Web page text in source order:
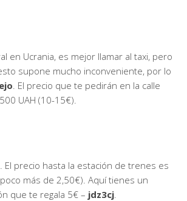
en Ucrania, es mejor llamar al taxi, pero
supone mucho inconveniente, por lo
. El precio que te pedirán en la calle
UAH (10-15€).
. El precio hasta la estación de trenes es
más de 2,50€). Aquí tienes un
que te regala 5€ – jdz3cj